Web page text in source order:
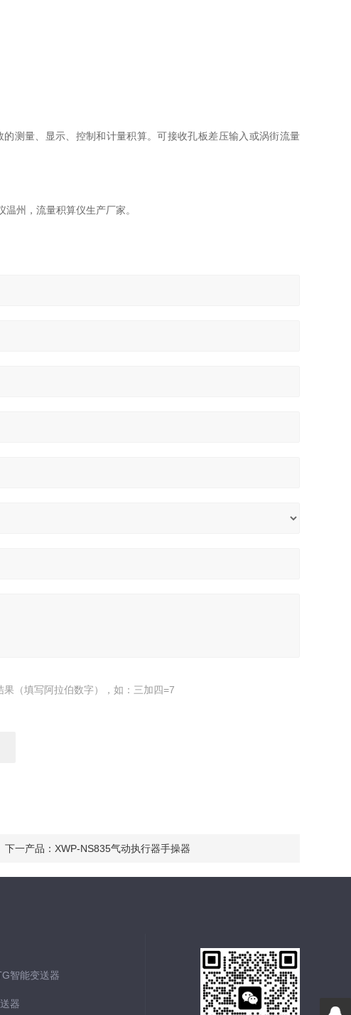
量、显示、控制和计量积算。可接收孔板差压输入或涡街流量
州，流量积算仪生产厂家。
果（填写阿拉伯数字），如：三加四=7
下一产品： XWP-NS835气动执行器手操器
智能变送器
器